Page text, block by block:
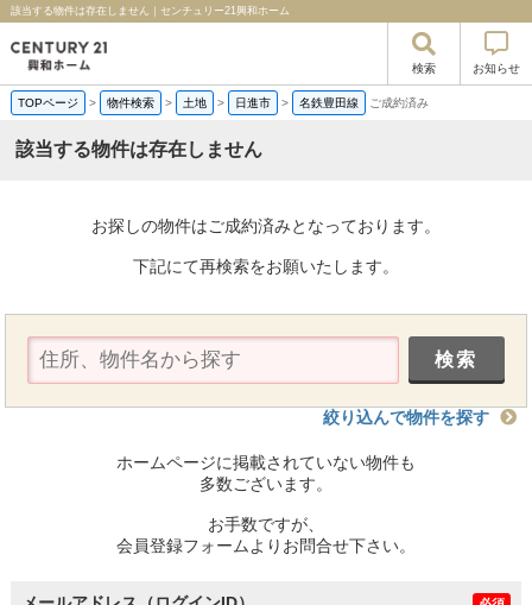
該当する物件は存在しません｜センチュリー21興和ホーム
検索 お知らせ
TOPページ > 物件検索 > 土地 > 日進市 > 名鉄豊田線 ご成約済み
該当する物件は存在しません
お探しの物件はご成約済みとなっております。
下記にて再検索をお願いたします。
絞り込んで物件を探す
ホームページに掲載されていない物件も
多数ございます。
お手数ですが、
会員登録フォームよりお問合せ下さい。